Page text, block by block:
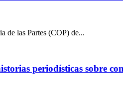
de las Partes (COP) de...
periodísticas sobre